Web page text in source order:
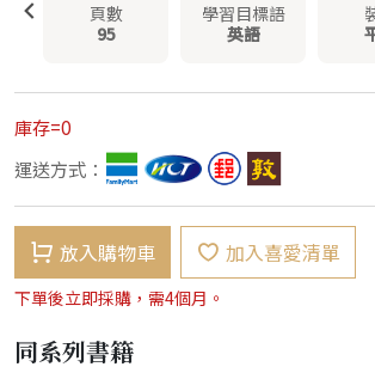
頁數
95
學習目標語
英語
庫存=0
運送方式：
放入購物車 加入喜愛清單
下單後立即採購，需4個月。
同系列書籍